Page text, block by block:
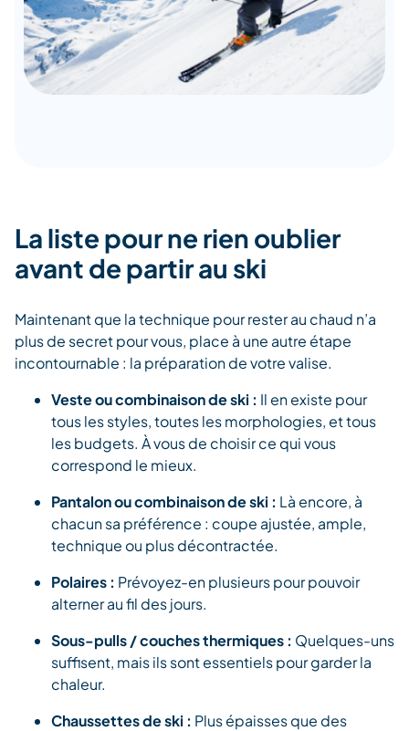
La liste pour ne rien oublier
avant de partir au ski
Maintenant que la technique pour rester au chaud n’a
plus de secret pour vous, place à une autre étape
incontournable : la préparation de votre valise.
Veste ou combinaison de ski : Il en existe pour
tous les styles, toutes les morphologies, et tous
les budgets. À vous de choisir ce qui vous
correspond le mieux.
Pantalon ou combinaison de ski : Là encore, à
chacun sa préférence : coupe ajustée, ample,
technique ou plus décontractée.
Polaires : Prévoyez-en plusieurs pour pouvoir
alterner au fil des jours.
Sous-pulls / couches thermiques : Quelques-uns
suffisent, mais ils sont essentiels pour garder la
chaleur.
Chaussettes de ski : Plus épaisses que des